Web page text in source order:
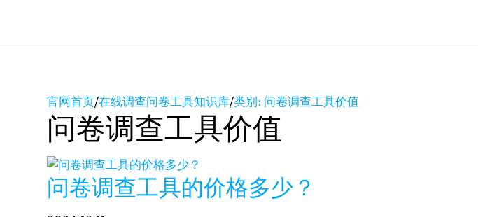
官网首页/在线调查问卷工具知识库/类别: 问卷调查工具价值
问卷调查工具价值
问卷调查工具的价格多少？